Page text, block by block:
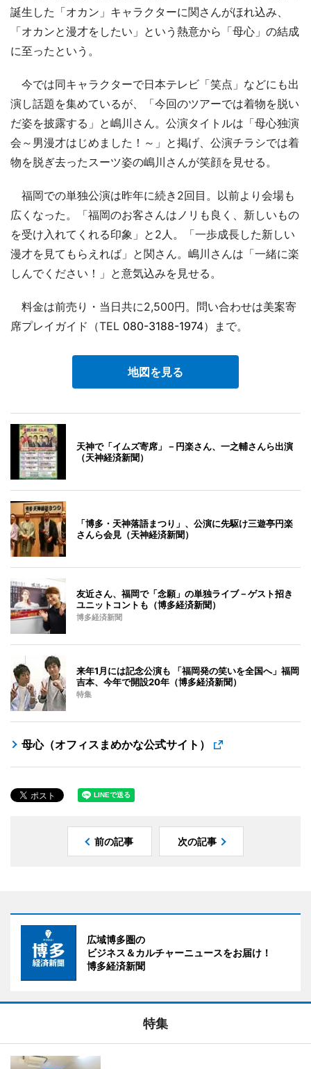
誕生した「オカン」キャラクターに関さんがほれ込み、
「オカンと漫才をしたい」という熱意から「母心」の結成
に至ったという。
今では同キャラクターで日本テレビ「笑点」などにも出
演し話題を集めているが、「今回のツアーでは着物を脱い
だ姿を披露する」と嶋川さん。公演タイトルは「母心独演
会～男漫才はじめました！～」と掲げ、公演チラシでは着
物を脱ぎ去ったスーツ姿の嶋川さんが笑顔を見せる。
福岡での単独公演は昨年に続き2回目。以前より会場も
広くなった。「福岡のお客さんはノリも良く、新しいもの
を受け入れてくれる印象」と2人。「一歩成長した新しい
漫才を見てもらえれば」と関さん。嶋川さんは「一緒に楽
しんでください！」と意気込みを見せる。
料金は前売り・当日共に2,500円。問い合わせは美案寄
席プレイガイド（TEL 080-3188-1974）まで。
地図を見る
天神で「イムズ寄席」－円楽さん、一之輔さんら出演
（天神経済新聞）
「博多・天神落語まつり」、公演に先駆け三遊亭円楽
さんら会見（天神経済新聞）
友近さん、福岡で「念願」の単独ライブ－ゲスト招き
ユニットコントも（博多経済新聞）
博多経済新聞
来年1月には記念公演も 「福岡発の笑いを全国へ」福岡
吉本、今年で開設20年（博多経済新聞）
特集
母心（オフィスまめかな公式サイト）
前の記事 次の記事
広域博多圏の
ビジネス＆カルチャーニュースをお届け！
博多経済新聞
特集